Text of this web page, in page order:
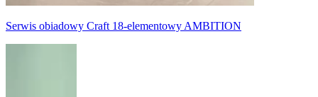
Serwis obiadowy Craft 18-elementowy AMBITION